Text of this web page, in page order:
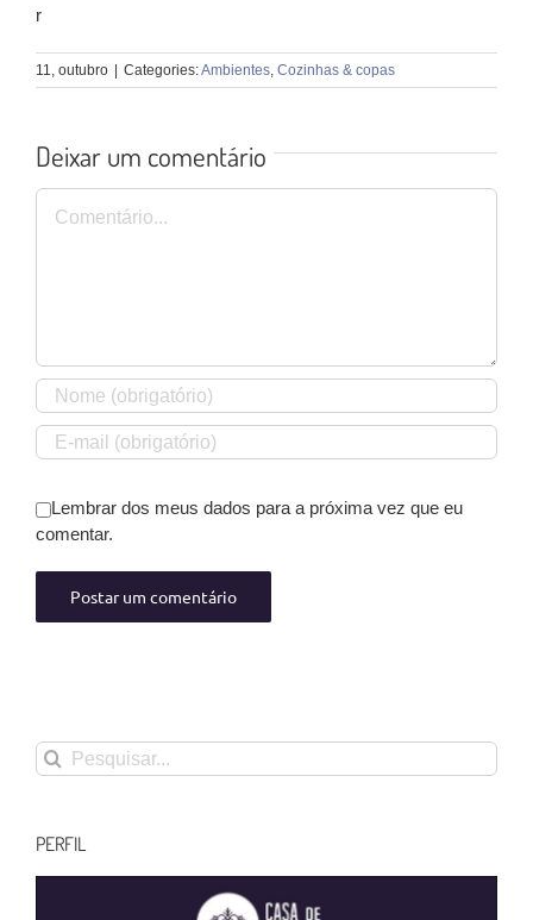
r
11, outubro Categories:Ambientes, Cozinhas & copas
Deixar um comentário
Comentário
Lembrar dos meus dados para a próxima vez que eu
comentar.
Buscar
resultados
PERFIL